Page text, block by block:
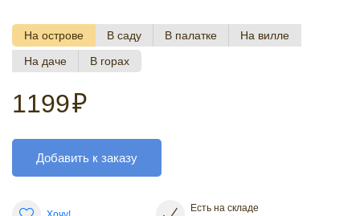
На острове В саду В палатке
На вилле
На даче
В горах
1199₽
Добавить к заказу
Есть на складе